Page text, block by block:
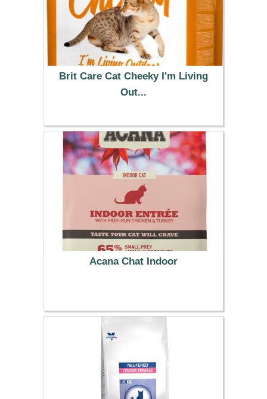
Brit Care Cat Cheeky I'm Living
Out...
13.99 €
Acana Chat Indoor
38.99 €